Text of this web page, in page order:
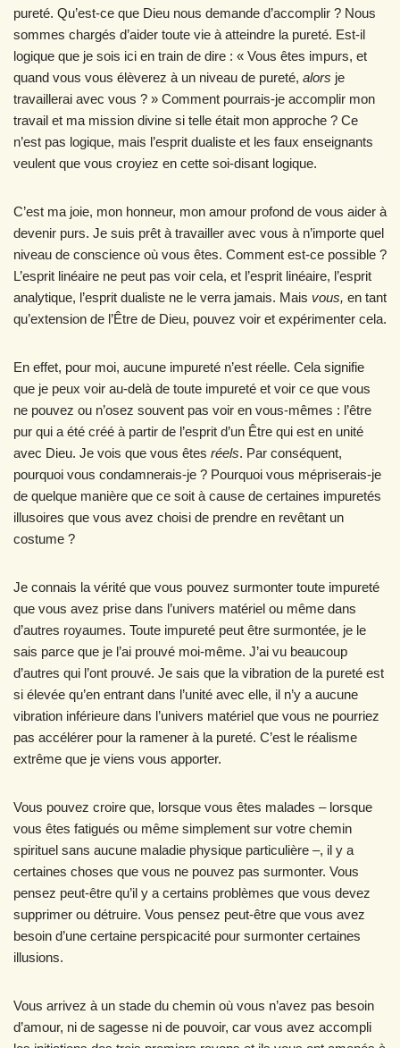
pureté. Qu’est-ce que Dieu nous demande d’accomplir ? Nous
sommes chargés d’aider toute vie à atteindre la pureté. Est-il
logique que je sois ici en train de dire : « Vous êtes impurs, et
quand vous vous élèverez à un niveau de pureté, alors je
travaillerai avec vous ? » Comment pourrais-je accomplir mon
travail et ma mission divine si telle était mon approche ? Ce
n’est pas logique, mais l’esprit dualiste et les faux enseignants
veulent que vous croyiez en cette soi-disant logique.
C’est ma joie, mon honneur, mon amour profond de vous aider à
devenir purs. Je suis prêt à travailler avec vous à n’importe quel
niveau de conscience où vous êtes. Comment est-ce possible ?
L’esprit linéaire ne peut pas voir cela, et l’esprit linéaire, l’esprit
analytique, l’esprit dualiste ne le verra jamais. Mais vous, en tant
qu’extension de l’Être de Dieu, pouvez voir et expérimenter cela.
En effet, pour moi, aucune impureté n’est réelle. Cela signifie
que je peux voir au-delà de toute impureté et voir ce que vous
ne pouvez ou n’osez souvent pas voir en vous-mêmes : l’être
pur qui a été créé à partir de l’esprit d’un Être qui est en unité
avec Dieu. Je vois que vous êtes réels. Par conséquent,
pourquoi vous condamnerais-je ? Pourquoi vous mépriserais-je
de quelque manière que ce soit à cause de certaines impuretés
illusoires que vous avez choisi de prendre en revêtant un
costume ?
Je connais la vérité que vous pouvez surmonter toute impureté
que vous avez prise dans l’univers matériel ou même dans
d’autres royaumes. Toute impureté peut être surmontée, je le
sais parce que je l’ai prouvé moi-même. J’ai vu beaucoup
d’autres qui l’ont prouvé. Je sais que la vibration de la pureté est
si élevée qu’en entrant dans l’unité avec elle, il n’y a aucune
vibration inférieure dans l’univers matériel que vous ne pourriez
pas accélérer pour la ramener à la pureté. C’est le réalisme
extrême que je viens vous apporter.
Vous pouvez croire que, lorsque vous êtes malades – lorsque
vous êtes fatigués ou même simplement sur votre chemin
spirituel sans aucune maladie physique particulière –, il y a
certaines choses que vous ne pouvez pas surmonter. Vous
pensez peut-être qu’il y a certains problèmes que vous devez
supprimer ou détruire. Vous pensez peut-être que vous avez
besoin d’une certaine perspicacité pour surmonter certaines
illusions.
Vous arrivez à un stade du chemin où vous n’avez pas besoin
d’amour, ni de sagesse ni de pouvoir, car vous avez accompli